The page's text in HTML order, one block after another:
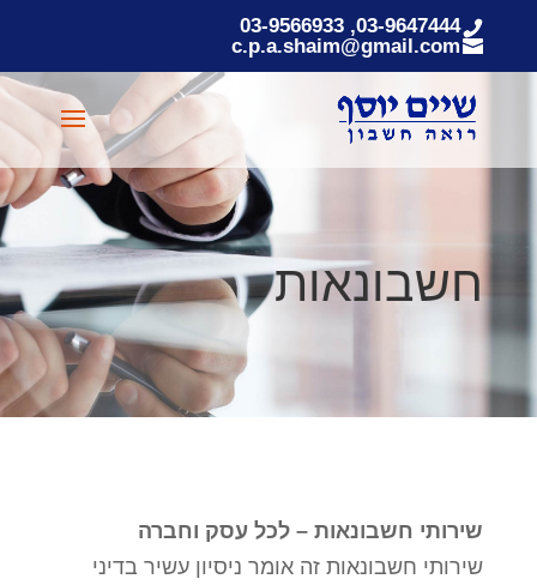
03-9647444, 03-9566933
c.p.a.shaim@gmail.com
חשבונאות
שירותי חשבונאות – לכל עסק וחברה
שירותי חשבונאות זה אומר ניסיון עשיר בדיני